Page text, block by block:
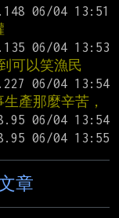
可以笑漁民
產那麼辛苦，
章